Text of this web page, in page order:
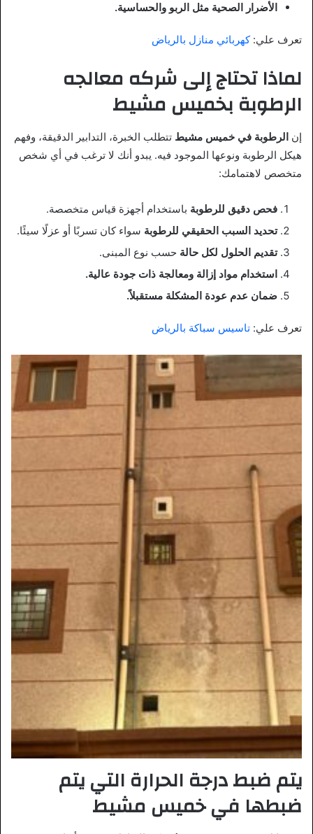
الأضرار الصحية مثل الربو والحساسية.
تعرف علي:كهربائي منازل بالرياض
لماذا تحتاج إلى شركه معالجه
الرطوبة بخميس مشيط
إن الرطوبة في خميس مشيط تتطلب الخبرة، التدابير الدقيقة، وفهم
هيكل الرطوبة ونوعها الموجود فيه. يبدو أنك لا ترغب في أي شخص
متخصص لاهتمامك:
فحص دقيق للرطوبة باستخدام أجهزة قياس متخصصة.
تحديد السبب الحقيقي للرطوبة سواء كان تسربًا أو عزلًا سيئًا.
تقديم الحلول لكل حالة حسب نوع المبنى.
استخدام مواد إزالة ومعالجة ذات جودة عالية.
ضمان عدم عودة المشكلة مستقبلاً.
تعرف علي: تاسيس سباكة بالرياض
يتم ضبط درجة الحرارة التي يتم
ضبطها في خميس مشيط